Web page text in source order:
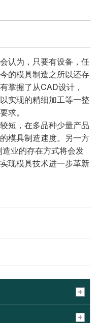
认为，只要有设备，任
的模具制造之所以还存
掌握了从CAD设计，
实现的精细加工等一整
求。
短，在多品种少量产品
模具制造速度。另一方
业的存在方式将会发
现模具技术进一步革新